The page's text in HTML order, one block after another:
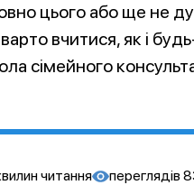
цього або ще не
вчитися, як і будь-
сімейного
читання переглядів